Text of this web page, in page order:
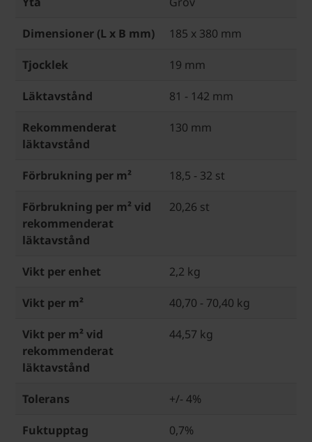
Dimensioner (L x B mm) 185 x 380 mm
Tjocklek 19 mm
Läktavstånd 81 - 142 mm
Rekommenderat
läktavstånd
130 mm
Förbrukning per m² 18,5 - 32 st
Förbrukning per m² vid
rekommenderat
läktavstånd
20,26 st
Vikt per enhet 2,2 kg
Vikt per m² 40,70 - 70,40 kg
Vikt per m² vid
rekommenderat
läktavstånd
44,57 kg
Tolerans +/- 4%
Fuktupptag 0,7%